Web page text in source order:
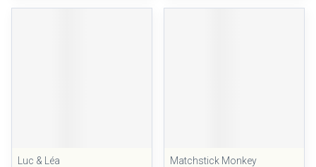
Luc & Léa
Matchstick Monkey